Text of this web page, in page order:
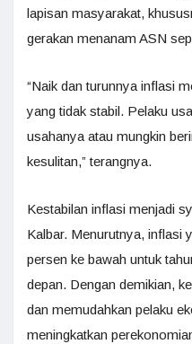
lapisan masyarakat,
gerakan menanam ASN
“Naik dan turunnya inflasi
yang tidak stabil. Pelaku
usahanya atau mungkin
kesulitan,” terangnya.
Kestabilan inflasi menjadi
Kalbar. Menurutnya, inflasi
persen ke bawah untuk
depan. Dengan demikian,
dan memudahkan pelaku
meningkatkan